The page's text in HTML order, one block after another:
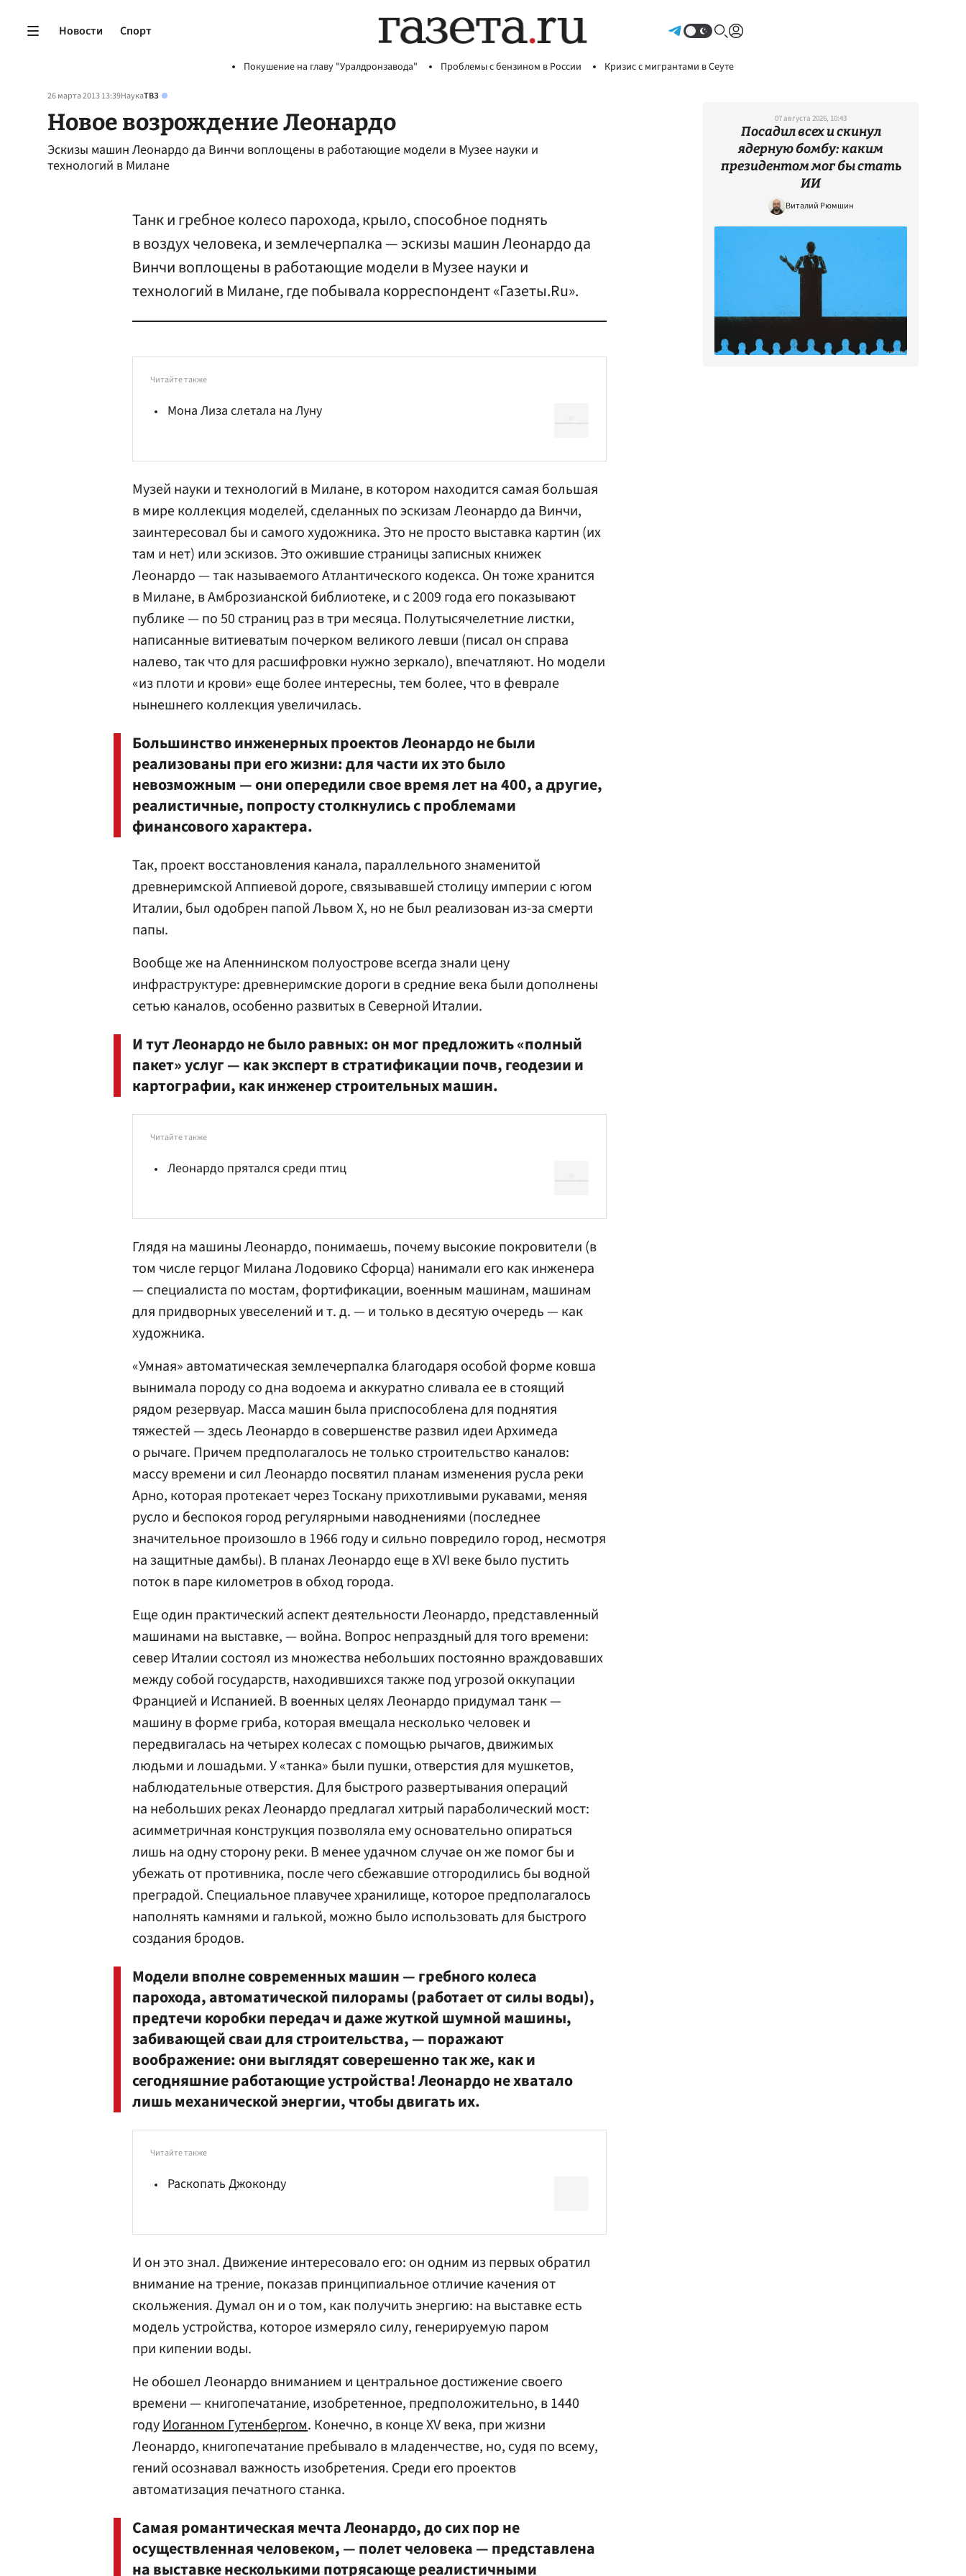
Новости Спорт
Покушение на главу "Уралдронзавода" Проблемы с бензином в России Кризис с мигрантами в Сеуте
26 марта 2013 13:39НаукаТВЗ
Новое возрождение Леонардо
Эскизы машин Леонардо да Винчи воплощены в работающие модели в Музее науки и
технологий в Милане
Танк и гребное колесо парохода, крыло, способное поднять
в воздух человека, и землечерпалка — эскизы машин Леонардо да
Винчи воплощены в работающие модели в Музее науки и
технологий в Милане, где побывала корреспондент «Газеты.Ru».
Читайте также
Мона Лиза слетала на Луну
Музей науки и технологий в Милане, в котором находится самая большая
в мире коллекция моделей, сделанных по эскизам Леонардода Винчи,
заинтересовал бы и самого художника. Это не просто выставка картин (их
там и нет) или эскизов. Это ожившие страницы записных книжек
Леонардо — так называемого Атлантического кодекса. Он тоже хранится
в Милане, в Амброзианской библиотеке, и с 2009 года его показывают
публике — по 50 страниц раз в три месяца. Полутысячелетние листки,
написанные витиеватым почерком великого левши (писал он справа
налево, так что для расшифровки нужно зеркало), впечатляют. Но модели
«из плоти и крови» еще более интересны, тем более, что в феврале
нынешнего коллекция увеличилась.
Большинство инженерных проектов Леонардо не были
реализованы при его жизни: для части их это было
невозможным — они опередили свое время лет на 400, а другие,
реалистичные, попросту столкнулись с проблемами
финансового характера.
Так, проект восстановления канала, параллельного знаменитой
древнеримской Аппиевой дороге, связывавшей столицу империи с югом
Италии, был одобрен папой Львом X, но не был реализован из-за смерти
папы.
Вообще же на Апеннинском полуострове всегда знали цену
инфраструктуре: древнеримские дороги в средние века были дополнены
сетью каналов, особенно развитых в Северной Италии.
И тут Леонардо не было равных: он мог предложить «полный
пакет» услуг — как эксперт в стратификации почв, геодезии и
картографии, как инженер строительных машин.
Читайте также
Леонардо прятался среди птиц
Глядя на машины Леонардо, понимаешь, почему высокие покровители (в
том числе герцог Милана Лодовико Сфорца) нанимали его как инженера
— специалиста по мостам, фортификации, военным машинам, машинам
для придворных увеселений и т. д. — и только в десятую очередь — как
художника.
«Умная» автоматическая землечерпалка благодаря особой форме ковша
вынимала породу со дна водоема и аккуратно сливала ее в стоящий
рядом резервуар. Масса машин была приспособлена для поднятия
тяжестей — здесь Леонардо в совершенстве развил идеи Архимеда
о рычаге. Причем предполагалось не только строительство каналов:
массу времени и сил Леонардо посвятил планам изменения русла реки
Арно, которая протекает через Тоскану прихотливыми рукавами, меняя
русло и беспокоя город регулярными наводнениями (последнее
значительное произошло в 1966 году и сильно повредило город, несмотря
на защитные дамбы). В планах Леонардо еще в XVI веке было пустить
поток в паре километров в обход города.
Еще один практический аспект деятельности Леонардо, представленный
машинами на выставке, — война. Вопрос непраздный для того времени:
север Италии состоял из множества небольших постоянно враждовавших
между собой государств, находившихся также под угрозой оккупации
Францией и Испанией. В военных целях Леонардо придумал танк —
машину в форме гриба, которая вмещала несколько человек и
передвигалась на четырех колесах с помощью рычагов, движимых
людьми и лошадьми. У «танка» были пушки, отверстия для мушкетов,
наблюдательные отверстия. Для быстрого развертывания операций
на небольших реках Леонардо предлагал хитрый параболический мост:
асимметричная конструкция позволяла ему основательно опираться
лишь на одну сторону реки. В менее удачном случае он же помог бы и
убежать от противника, после чего сбежавшие отгородились бы водной
преградой. Специальное плавучее хранилище, которое предполагалось
наполнять камнями и галькой, можно было использовать для быстрого
создания бродов.
Модели вполне современных машин — гребного колеса
парохода, автоматической пилорамы (работает от силы воды),
предтечи коробки передач и даже жуткой шумной машины,
забивающей сваи для строительства, — поражают
воображение: они выглядят соверешенно так же, как и
сегодняшние работающие устройства! Леонардо не хватало
лишь механической энергии, чтобы двигать их.
Читайте также
Раскопать Джоконду
И он это знал. Движение интересовало его: он одним из первых обратил
внимание на трение, показав принципиальное отличие качения от
скольжения. Думал он и о том, как получить энергию: на выставке есть
модель устройства, которое измеряло силу, генерируемую паром
при кипении воды.
Не обошел Леонардо вниманием и центральное достижение своего
времени — книгопечатание, изобретенное, предположительно, в 1440
годуИоганном Гутенбергом. Конечно, в конце XV века, при жизни
Леонардо, книгопечатание пребывало в младенчестве, но, судя по всему,
гений осознавал важность изобретения. Среди его проектов
автоматизация печатного станка.
Самая романтическая мечта Леонардо, до сих пор не
осуществленная человеком, — полет человека — представлена
на выставке несколькими потрясающе реалистичными
07 августа 2026, 10:43
Посадил всех и скинул
ядерную бомбу: каким
президентом мог бы стать
ИИ
Виталий Рюмшин